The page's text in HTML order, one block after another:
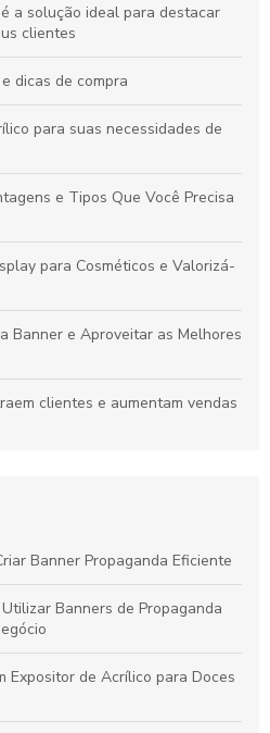
a solução ideal para destacar
clientes
dicas de compra
para suas necessidades de
e Tipos Que Você Precisa
para Cosméticos e Valorizá-
Banner e Aproveitar as Melhores
clientes e aumentam vendas
e Utilizar de Forma
Aramado para Seu Negócio
Banner Propaganda Eficiente
Banners de Propaganda
Expositor de Acrílico para Doces